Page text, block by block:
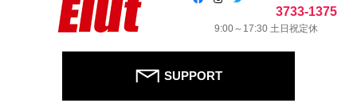
3733-1375
9:00～17:30 土日祝定休
SUPPORT